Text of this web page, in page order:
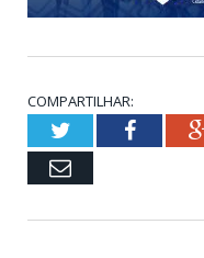
COMPARTILHAR:
Twitter
Email